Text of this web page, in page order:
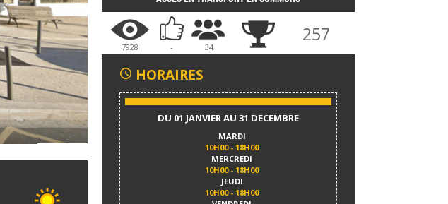
7928 - 34
257
HORAIRES
DU 01 JANVIER AU 31 DECEMBRE
MARDI
10H00 - 18H00
MERCREDI
10H00 - 18H00
JEUDI
10H00 - 18H00